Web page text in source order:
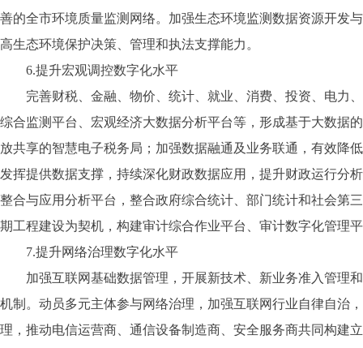
善的全市环境质量监测网络。加强生态环境监测数据资源开发
高生态环境保护决策、管理和执法支撑能力。
6.提升宏观调控数字化水平
完善财税、金融、物价、统计、就业、消费、投资、电力、
综合监测平台、宏观经济大数据分析平台等，形成基于大数据
放共享的智慧电子税务局；加强数据融通及业务联通，有效降
发挥提供数据支撑，持续深化财政数据应用，提升财政运行分
整合与应用分析平台，整合政府综合统计、部门统计和社会第
期工程建设为契机，构建审计综合作业平台、审计数字化管理
7.提升网络治理数字化水平
加强互联网基础数据管理，开展新技术、新业务准入管理和
机制。动员多元主体参与网络治理，加强互联网行业自律自治
理，推动电信运营商、通信设备制造商、安全服务商共同构建